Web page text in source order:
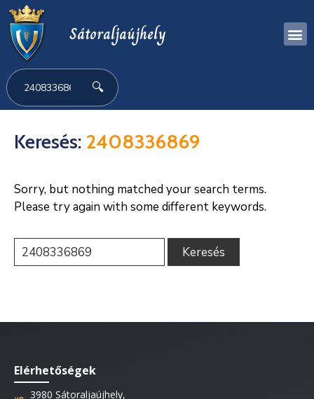
Sátoraljaújhely
🔍
Keresés: 2408336869
Sorry, but nothing matched your search terms.
Please try again with some different keywords.
Elérhetőségek
3980 Sátoraljaújhely,